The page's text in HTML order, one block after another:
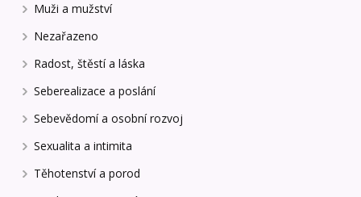
Muži a mužství
Nezařazeno
Radost, štěstí a láska
Seberealizace a poslání
Sebevědomí a osobní rozvoj
Sexualita a intimita
Těhotenství a porod